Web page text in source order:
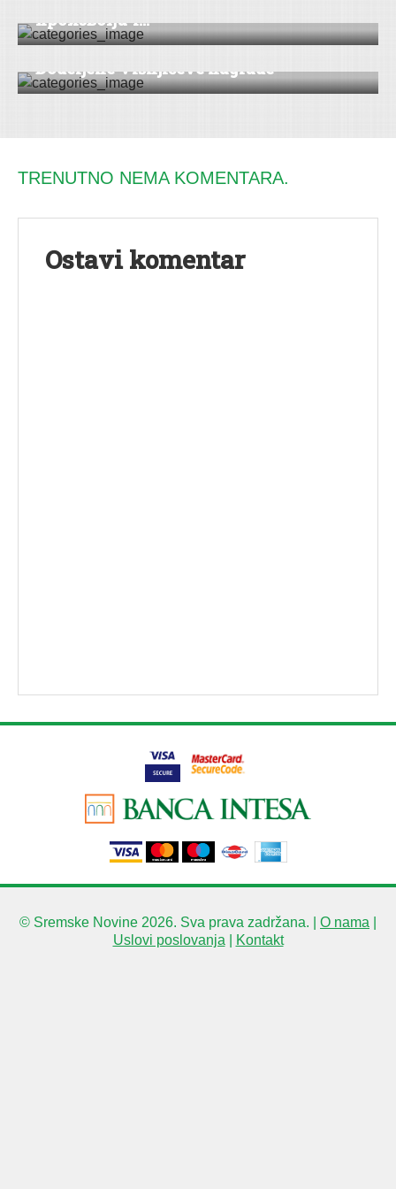
произвођач...
DRUŠTVO|KULTURA |VESTI
Dodeljene Višnjićeve nagrade
TRENUTNO NEMA KOMENTARA.
Ostavi komentar
© Sremske Novine 2026. Sva prava zadržana. | O nama
Uslovi poslovanja| Kontakt